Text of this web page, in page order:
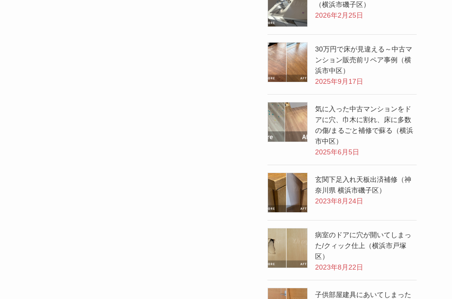
（横浜市磯子区）
2026年2月25日
30万円で床が見違える～中古マ
ンション販売前リペア事例（横
浜市中区）
2025年9月17日
気に入った中古マンションをド
アに穴、巾木に割れ、床に多数
の傷/まるごと補修で蘇る（横浜
市中区）
2025年6月5日
玄関下足入れ天板出済補修（神
奈川県 横浜市磯子区）
2023年8月24日
病室のドアに穴が開いてしまっ
た/クィック仕上（横浜市戸塚
区）
2023年8月22日
子供部屋建具にあいてしまった